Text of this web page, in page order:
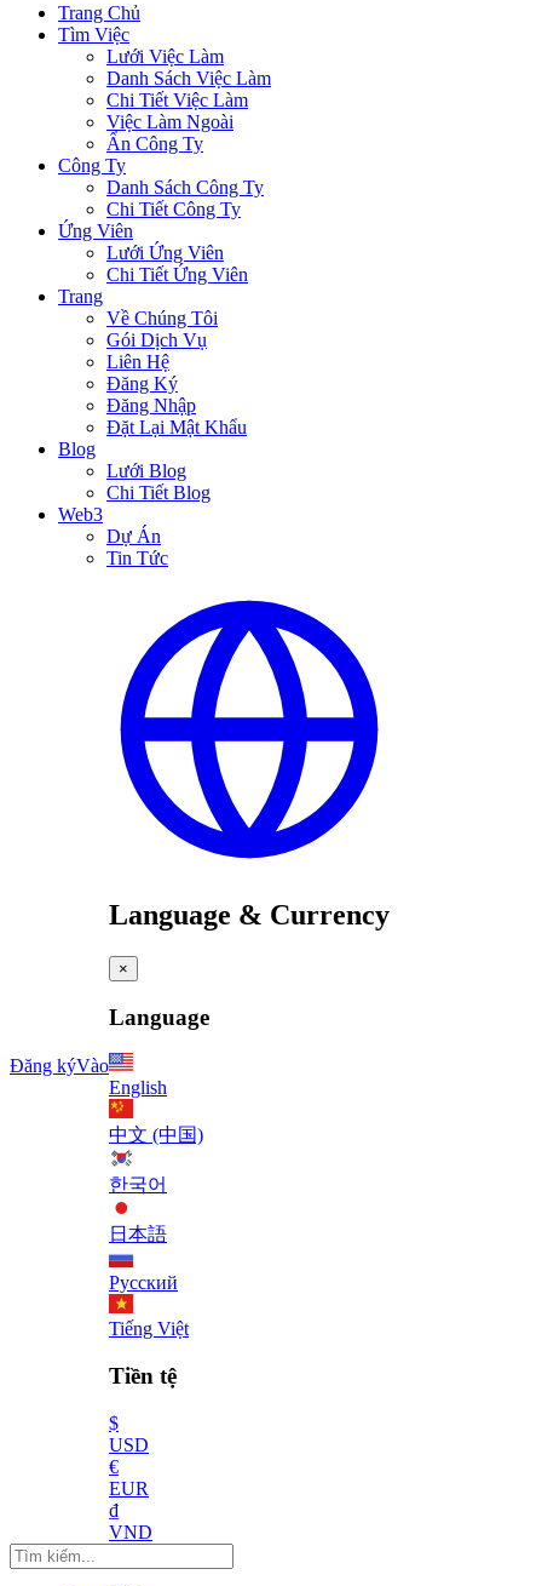
Trang Chủ
Tìm Việc
Lưới Việc Làm
Danh Sách Việc Làm
Chi Tiết Việc Làm
Việc Làm Ngoài
Ẩn Công Ty
Công Ty
Danh Sách Công Ty
Chi Tiết Công Ty
Ứng Viên
Lưới Ứng Viên
Chi Tiết Ứng Viên
Trang
Về Chúng Tôi
Gói Dịch Vụ
Liên Hệ
Đăng Ký
Đăng Nhập
Đặt Lại Mật Khẩu
Blog
Lưới Blog
Chi Tiết Blog
Web3
Dự Án
Tin Tức
Đăng kýVào
Language & Currency
×
Language
English
中文 (中国)
한국어
日本語
Русский
Tiếng Việt
Tiền tệ
$
USD
€
EUR
₫
VND